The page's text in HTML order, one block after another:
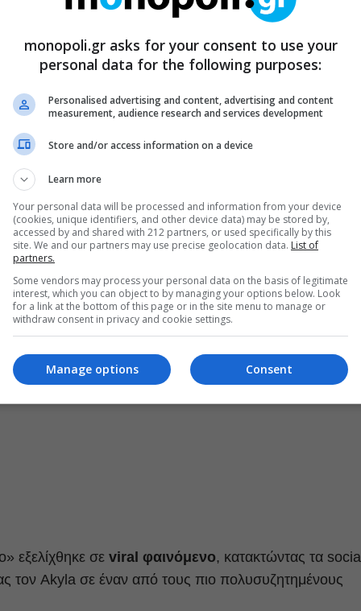
τον δυναμικό ήχο και τη σκηνική του ταυτότητα, αλλά
μέχρι την τελευταία νότα.
εξελίχθηκε σε viral φαινόμενο, κατακτώντας τα
τον Akyla σε έναν από τους πιο πολυσυζητημένους
monopoli.gr asks for your consent to use your
personal data for the following purposes:
Personalised advertising and content, advertising and content
measurement, audience research and services development
Store and/or access information on a device
Learn more
Your personal data will be processed and information from your device
(cookies, unique identifiers, and other device data) may be stored by,
accessed by and shared with 212 partners, or used specifically by this
site. We and our partners may use precise geolocation data. List of
partners.
Some vendors may process your personal data on the basis of legitimate
interest, which you can object to by managing your options below. Look
for a link at the bottom of this page or in the site menu to manage or
withdraw consent in privacy and cookie settings.
Consent
Manage options